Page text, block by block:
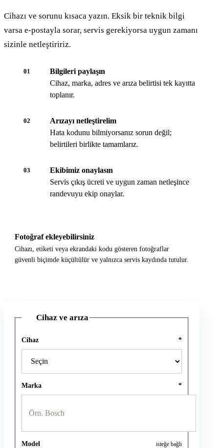
Cihazı ve sorunu kısaca yazın. Eksik bir teknik bilgi
varsa e-postayla sorar, servis gerekiyorsa uygun zamanı
sizinle netleştiririz.
01
Bilgileri paylaşın
Cihaz, marka, adres ve arıza belirtisi tek kayıtta
toplanır.
02
Arızayı netleştirelim
Hata kodunu bilmiyorsanız sorun değil;
belirtileri birlikte tamamlarız.
03
Ekibimiz onaylasın
Servis çıkış ücreti ve uygun zaman netleşince
randevuyu ekip onaylar.
Fotoğraf ekleyebilirsiniz
Cihazı, etiketi veya ekrandaki kodu gösteren fotoğraflar
güvenli biçimde küçültülür ve yalnızca servis kaydında tutulur.
Cihaz ve arıza
Cihaz *
Marka *
Model isteğe bağlı